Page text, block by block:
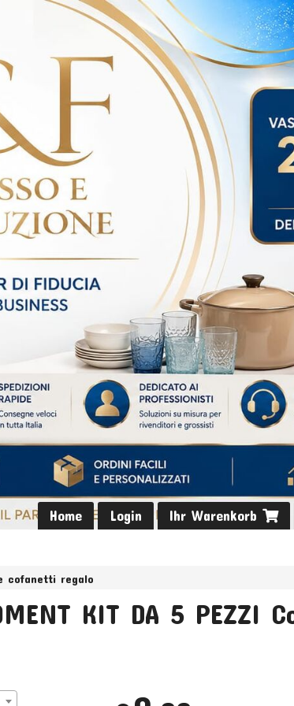
Home Login Ihr Warenkorb
cofanetti regalo
KIT DA 5 PEZZI